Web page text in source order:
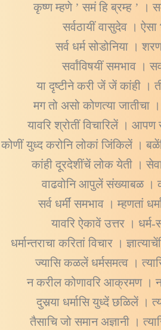
कृष्ण म्हणे ’ समं हि ब्रम्ह ’ ।
सर्वठायीं वासुदेव ।
सर्व धर्म सोडोनिया ।
सर्वांविषयीं समभाव ।
या दृष्टीने करी जें जें कांही ।
मग तो असो कोणत्या जातीचा
यावरि श्रोतीं विचारिलें ।
कोणीं युध्द करोनि लोकां जिंकिलें ।
कांही दूरदेशींचें लोक येती ।
वाढवोनि आपुलें संख्याबळ ।
सर्व धर्मीं समभाव । म्हणतां
यावरि ऐकावें उत्तर ।
धर्मान्तराचा करितां विचार ।
ज्यासि कळलें धर्मसमत्व ।
न करील कोणावरि आक्रमण ।
दुसर्‍या धर्मासि युध्दें छळिलें ।
तैसाचि जो समान अज्ञानी ।